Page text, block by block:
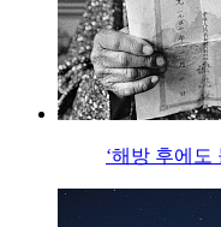
‘해방 후에